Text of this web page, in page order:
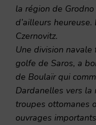
la région de
d’ailleurs
Czernovitz.
Une division
golfe de Saros, a
de Boulaïr qui
Dardanelles vers la
troupes ottomanes
ouvrages